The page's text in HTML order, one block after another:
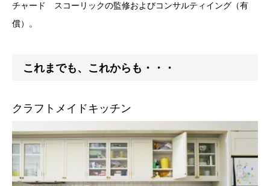
チャード スコーリックの監修およびコンサルティイング（有
償）。
これまでも、これからも・・・
クラフトメイドキッチン